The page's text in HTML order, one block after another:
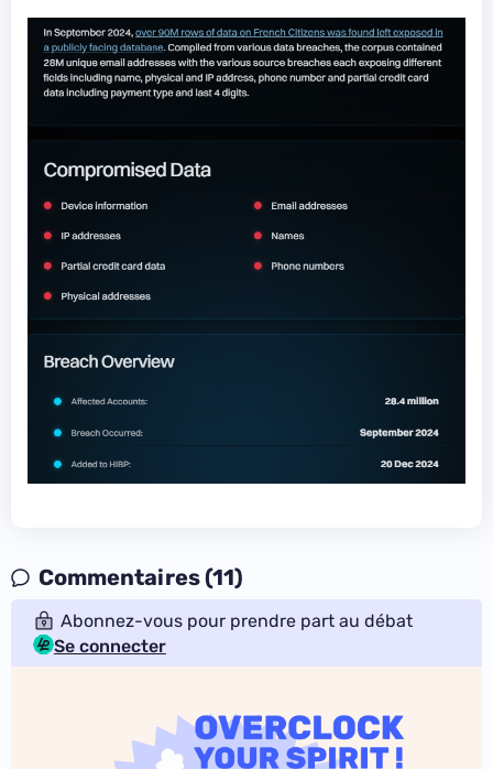
Commentaires (11)
Abonnez-vous pour prendre part au débat
Se connecter